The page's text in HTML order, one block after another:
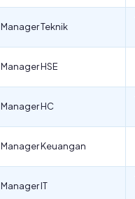
Manager Teknik
Manager HSE
Manager HC
Manager Keuangan
Manager IT